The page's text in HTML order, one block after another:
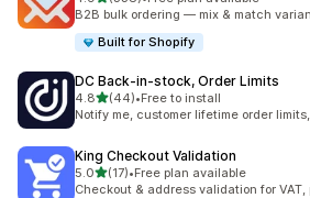
ทั้งหมด 338 รีวิว
B2B bulk ordering — mix & match
Built for Shopify
DC Back‑in‑stock, Order Limits
4.8เต็ม 5 ดาว
(44)
ทั้งหมด 44 รีวิว
•Free to install
Notify me, customer lifetime order
King Checkout Validation
5.0เต็ม 5 ดาว
(17)
ทั้งหมด 17 รีวิว
•Free plan available
Checkout & address validation for